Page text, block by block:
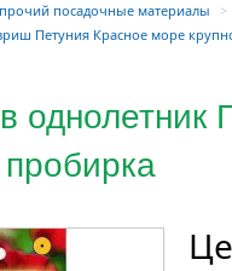
посадочные материалы
>
Петуния Красное море
однолетник